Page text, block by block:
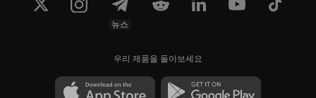
뉴스
우리 제품을 돌아보세요